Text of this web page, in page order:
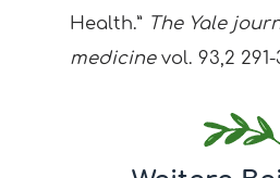
Health.” The Yale
medicinevol. 93,2